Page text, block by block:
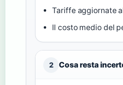
Tariffe aggiornate
Il costo medio del
2 Cosa resta